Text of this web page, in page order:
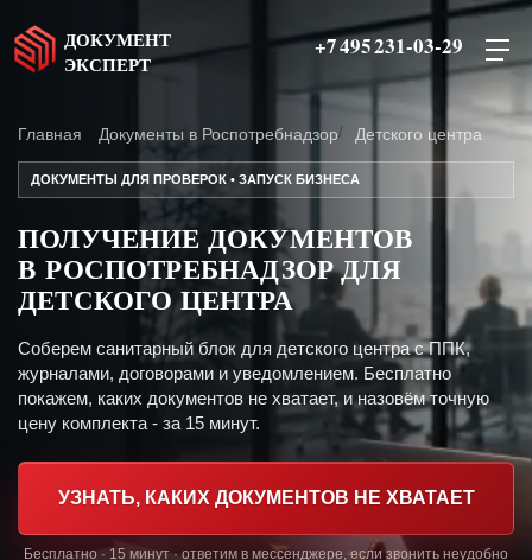
ДОКУМЕНТ
ЭКСПЕРТ
+7 495 231-03-29
Главная Документы в Роспотребнадзор Детского центра
ДОКУМЕНТЫ ДЛЯ ПРОВЕРОК • ЗАПУСК БИЗНЕСА
ПОЛУЧЕНИЕ ДОКУМЕНТОВ
В РОСПОТРЕБНАДЗОР ДЛЯ
ДЕТСКОГО ЦЕНТРА
Соберем санитарный блок для детского центра с ППК,
журналами, договорами и уведомлением. Бесплатно
покажем, каких документов не хватает, и назовём точную
цену комплекта - за 15 минут.
УЗНАТЬ, КАКИХ ДОКУМЕНТОВ НЕ ХВАТАЕТ
Бесплатно · 15 минут · ответим в мессенджере, если звонить неудобно